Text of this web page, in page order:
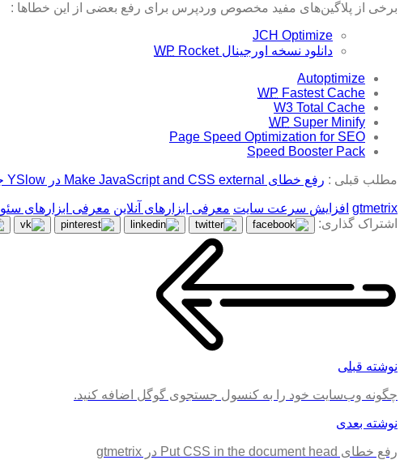
برخی از پلاگین‌های مفید مخصوص وردپرس برای رفع بعضی از این خطاها :
JCH Optimize
دانلود نسخه اورجینال
WP Rocket
Autoptimize
WP Fastest Cache
W3 Total Cache
WP Super Minify
Page Speed Optimization for SEO
Speed Booster Pack
مطلب قبلی : رفع خطای Make JavaScript and CSS external در YSlow جی تی متریکس
gtmetrix افزایش سرعت سایت معرفی ابزارهای آنلاین معرفی ابزارهای سئو
اشتراک گذاری:
نوشته قبلی
چگونه وب‌سایت خود را به کنسول جستجوی گوگل اضافه کنید.
نوشته بعدی
رفع خطای Put CSS in the document head در gtmetrix